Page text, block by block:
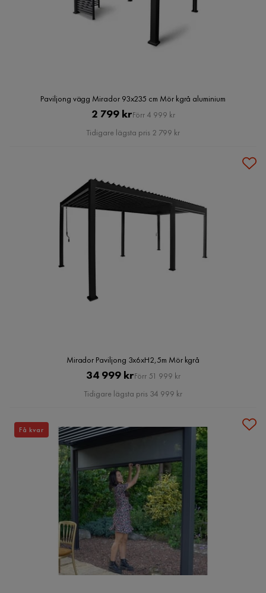
Paviljong vägg Mirador 93x235 cm Mör kgrå aluminium
Pris
2 799 krOriginal
Pris
Förr 4 999 kr
Tidigare lägsta pris 2 799 kr
Mirador Paviljong 3x6xH2,5m Mör kgrå
Pris
34 999 krOriginal
Pris
Förr 51 999 kr
Tidigare lägsta pris 34 999 kr
Få kvar